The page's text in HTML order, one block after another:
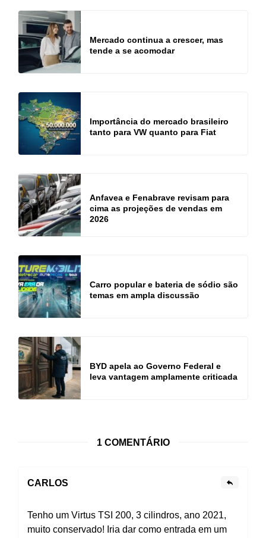
Mercado continua a crescer, mas
tende a se acomodar
Importância do mercado brasileiro
tanto para VW quanto para Fiat
Anfavea e Fenabrave revisam para
cima as projeções de vendas em
2026
Carro popular e bateria de sódio são
temas em ampla discussão
BYD apela ao Governo Federal e
leva vantagem amplamente criticada
1 COMENTÁRIO
CARLOS
Tenho um Virtus TSI 200, 3 cilindros, ano 2021,
muito conservado! Iria dar como entrada em um